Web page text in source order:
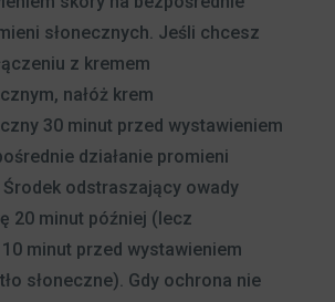
słonecznych. Jeśli chcesz
z kremem
nałóż krem
30 minut przed wystawieniem
działanie promieni
Środek odstraszający owady
20 minut później (lecz
minut przed wystawieniem
słoneczne). Gdy ochrona nie